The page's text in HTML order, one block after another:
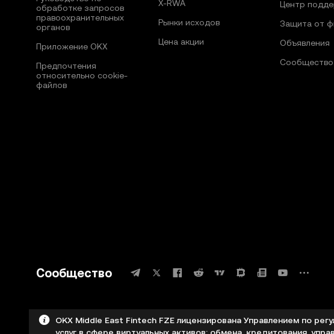
обработке запросов
правоохранительных
органов
Приложение OKX
Предпочтения
относительно сookie-
файлов
X-RWA
Рынки исходов
Цена акции
Центр
Защита от
Объявления
Сообщество
OKX Middle East Fintech FZE лицензирована Управлением по